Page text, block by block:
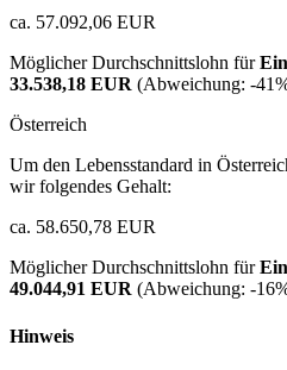
ca. 57.092,06 EUR
Möglicher Durchschnittslohn für
33.538,18 EUR (Abweichung: -
Österreich
Um den Lebensstandard in
wir folgendes Gehalt:
ca. 58.650,78 EUR
Möglicher Durchschnittslohn für
49.044,91 EUR (Abweichung: -
Hinweis